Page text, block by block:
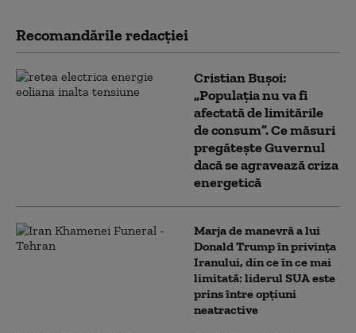
Recomandările redacţiei
Cristian Bușoi:
„Populația nu va fi
afectată de limitările
de consum”. Ce măsuri
pregătește Guvernul
dacă se agravează criza
energetică
Marja de manevră a lui
Donald Trump în privința
Iranului, din ce în ce mai
limitată: liderul SUA este
prins între opțiuni
neatractive